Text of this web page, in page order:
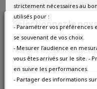
Sélectionnez le
Nos prix et les frais
pays/de la région de
France
Pays
Région
Appellation
Couleur
strictement nécessaires au
utilisés pour :
- Paramétrer vos préférences
se souvenant de vos choix.
- Mesurer l’audience en
vous êtes arrivés sur le site. -
en suivre les performances.
- Partager des informations